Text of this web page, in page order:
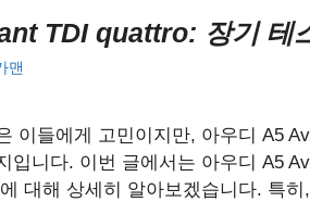
TDI quattro: 장기 테
맨
이들에게 고민이지만, 아우디 A5
입니다. 이번 글에서는 아우디 A5
대해 상세히 알아보겠습니다. 특